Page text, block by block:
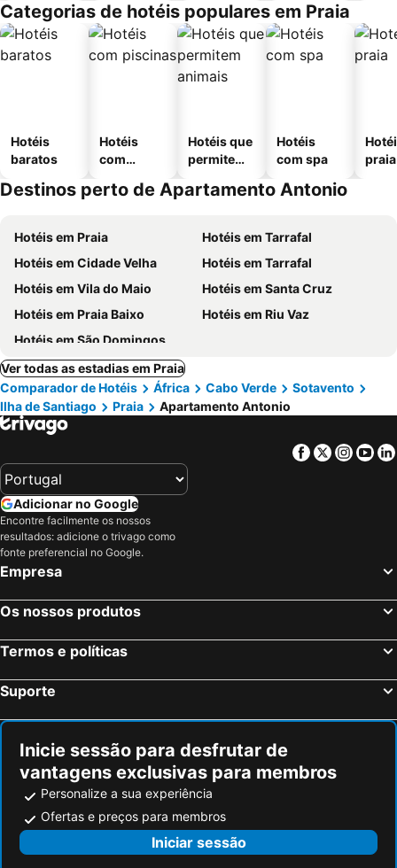
Categorias de hotéis populares em Praia
Hotéis
baratos
Hotéis
com
Hotéis que
permitem
Hotéis
com spa
praia
Destinos perto de Apartamento Antonio
Hotéis em Praia
Hotéis em Tarrafal
Hotéis em Cidade Velha
Hotéis em Tarrafal
Hotéis em Vila do Maio
Hotéis em Santa Cruz
Hotéis em Praia Baixo
Hotéis em Riu Vaz
Hotéis em São Domingos
Ver todas as estadias em Praia
Comparador de Hotéis
África Cabo Verde
Sotavento
Ilha de Santiago
Praia Apartamento Antonio
Facebook
Twitter
Adicionar no Google
Encontre facilmente os nossos
resultados: adicione o trivago como
fonte preferencial no Google.
Empresa
Os nossos produtos
Termos e políticas
Suporte
Inicie sessão para desfrutar de
vantagens exclusivas para membros
Personalize a sua experiência
Ofertas e preços para membros
Iniciar sessão